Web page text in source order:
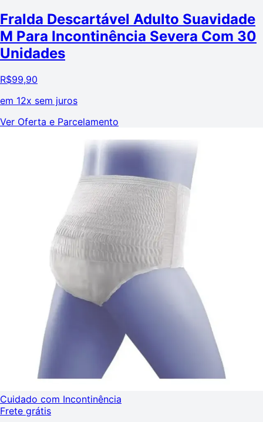
Fralda Descartável Adulto Suavidade
M Para Incontinência Severa Com 30
Unidades
R$99,90
em 12x sem juros
Ver Oferta e Parcelamento
Cuidado com Incontinência
Frete grátis